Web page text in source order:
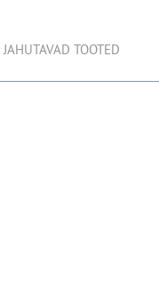
JAHUTAVAD TOOTED